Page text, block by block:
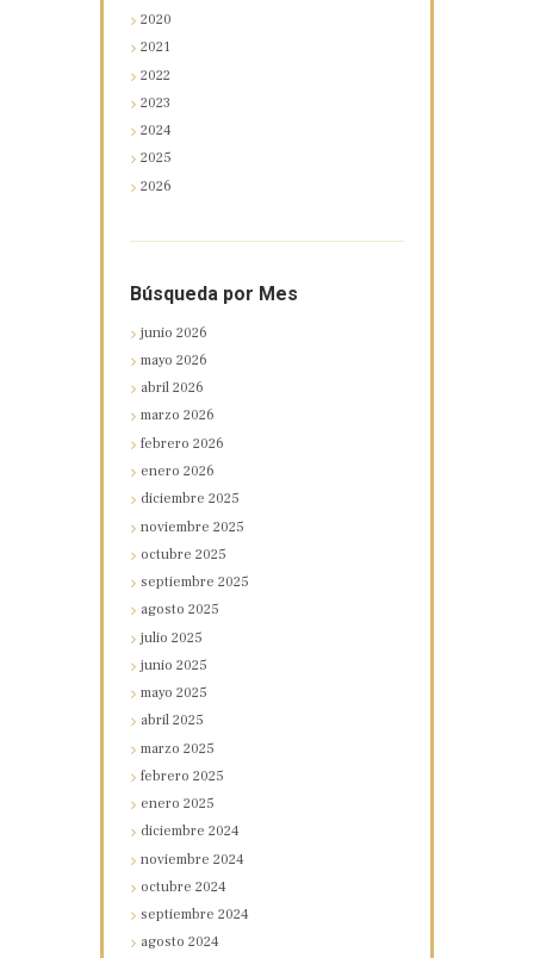
2020
2021
2022
2023
2024
2025
2026
Búsqueda por Mes
junio2026
mayo2026
abril2026
marzo2026
febrero2026
enero2026
diciembre2025
noviembre2025
octubre2025
septiembre2025
agosto2025
julio2025
junio2025
mayo2025
abril2025
marzo2025
febrero2025
enero2025
diciembre2024
noviembre2024
octubre2024
septiembre2024
agosto2024